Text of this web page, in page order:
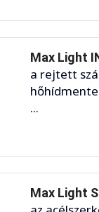
Max Light
a rejtett
...
Max Light